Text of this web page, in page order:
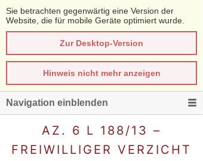
Sie betrachten gegenwärtig eine Version der
Website, die für mobile Geräte optimiert wurde.
Zur Desktop-Version
Hinweis nicht mehr anzeigen
Navigation einblenden
AZ. 6 L 188/13 –
FREIWILLIGER VERZICHT